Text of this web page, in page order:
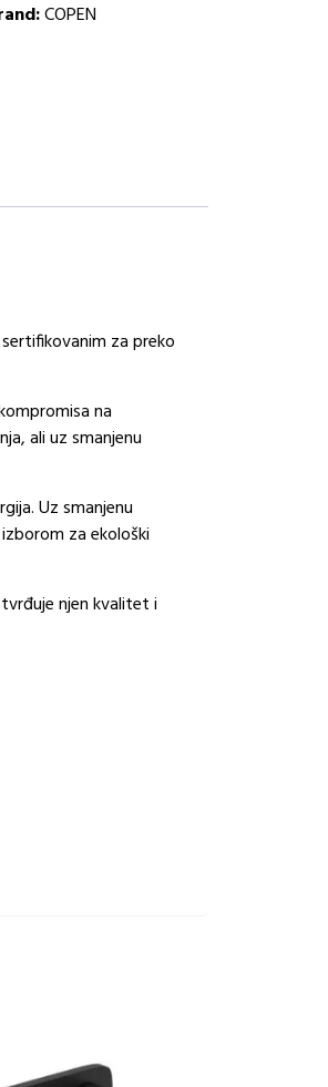
COPEN
za preko
na
ali uz smanjenu
Uz smanjenu
za ekološki
njen kvalitet i